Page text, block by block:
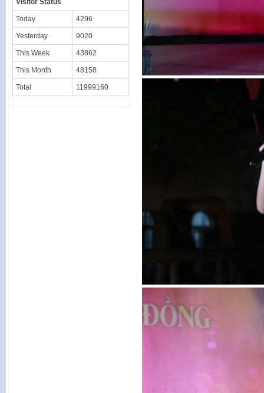
Visitor Status
Today 4296
Yesterday 9020
This Week 43862
This Month 48158
Total 11999160